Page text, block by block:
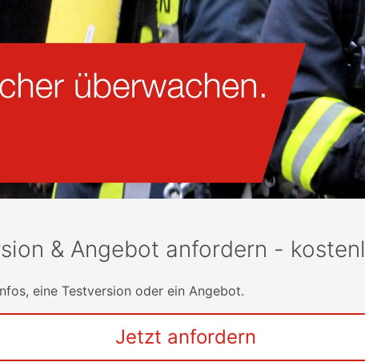
& Angebot anfordern -
eine Testversion oder ein Angebot.
Jetzt anfordern